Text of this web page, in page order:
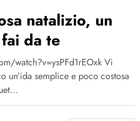
natalizio, un
da te
watch?v=ysPFd1rEOxk Vi
un'ida semplice e poco costosa